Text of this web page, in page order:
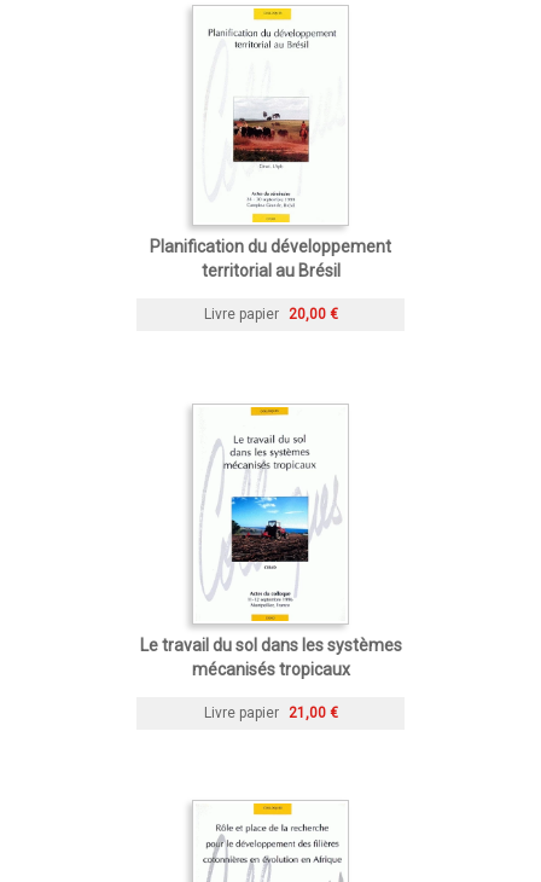
Planification du développement
territorial au Brésil
Livre papier 20,00 €
Le travail du sol dans les systèmes
mécanisés tropicaux
Livre papier 21,00 €